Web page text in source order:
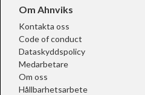
Om Ahnviks
Kontakta oss
Code of conduct
Dataskyddspolicy
Medarbetare
Om oss
Hållbarhetsarbete